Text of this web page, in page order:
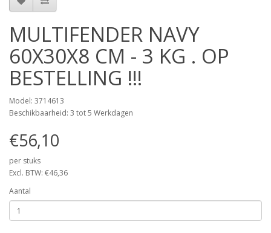
MULTIFENDER NAVY
60X30X8 CM - 3 KG . OP
BESTELLING !!!
Model: 3714613
Beschikbaarheid: 3 tot 5 Werkdagen
€56,10
per stuks
Excl. BTW: €46,36
Aantal